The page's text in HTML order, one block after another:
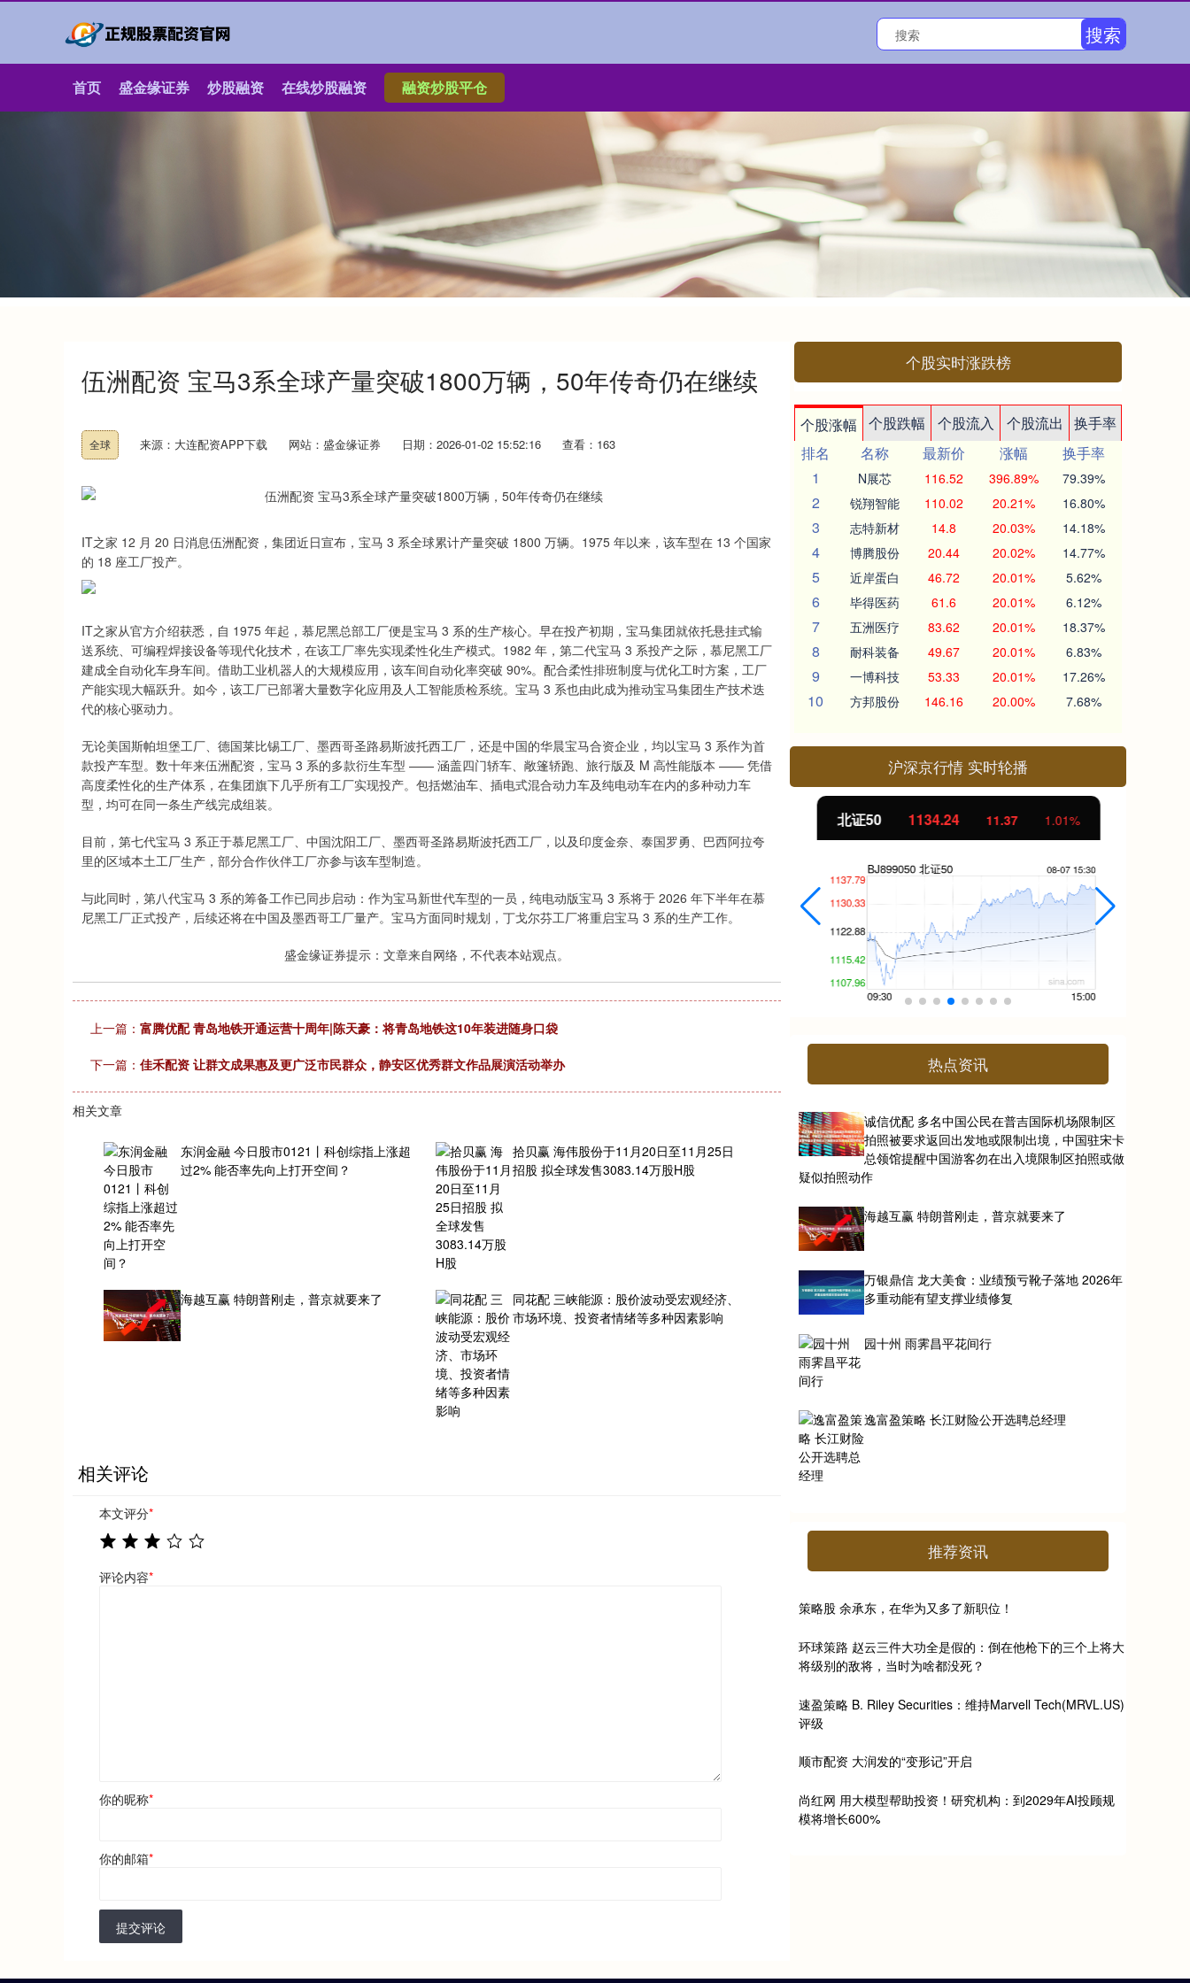
搜索
首页 盛金缘证券 炒股融资 在线炒股融资 融资炒股平仓
伍洲配资 宝马3系全球产量突破1800万辆，50年传奇仍在继续
全球 来源：大连配资APP下载 网站：盛金缘证券 日期：2026-01-02 15:52:16 查看：163
IT之家 12 月 20 日消息伍洲配资，集团近日宣布，宝马 3 系全球累计产量突破 1800 万辆。1975 年以来，该车型在 13 个国家
的 18 座工厂投产。
IT之家从官方介绍获悉，自 1975 年起，慕尼黑总部工厂便是宝马 3 系的生产核心。早在投产初期，宝马集团就依托悬挂式输
送系统、可编程焊接设备等现代化技术，在该工厂率先实现柔性化生产模式。1982 年，第二代宝马 3 系投产之际，慕尼黑工厂
建成全自动化车身车间。借助工业机器人的大规模应用，该车间自动化率突破 90%。配合柔性排班制度与优化工时方案，工厂
产能实现大幅跃升。如今，该工厂已部署大量数字化应用及人工智能质检系统。宝马 3 系也由此成为推动宝马集团生产技术迭
代的核心驱动力。
无论美国斯帕坦堡工厂、德国莱比锡工厂、墨西哥圣路易斯波托西工厂，还是中国的华晨宝马合资企业，均以宝马 3 系作为首
款投产车型。数十年来伍洲配资，宝马 3 系的多款衍生车型 —— 涵盖四门轿车、敞篷轿跑、旅行版及 M 高性能版本 —— 凭借
高度柔性化的生产体系，在集团旗下几乎所有工厂实现投产。包括燃油车、插电式混合动力车及纯电动车在内的多种动力车
型，均可在同一条生产线完成组装。
目前，第七代宝马 3 系正于慕尼黑工厂、中国沈阳工厂、墨西哥圣路易斯波托西工厂，以及印度金奈、泰国罗勇、巴西阿拉夸
里的区域本土工厂生产，部分合作伙伴工厂亦参与该车型制造。
与此同时，第八代宝马 3 系的筹备工作已同步启动：作为宝马新世代车型的一员，纯电动版宝马 3 系将于 2026 年下半年在慕
尼黑工厂正式投产，后续还将在中国及墨西哥工厂量产。宝马方面同时规划，丁戈尔芬工厂将重启宝马 3 系的生产工作。
盛金缘证券提示：文章来自网络，不代表本站观点。
上一篇： 富腾优配 青岛地铁开通运营十周年|陈天豪：将青岛地铁这10年装进随身口袋
下一篇： 佳禾配资 让群文成果惠及更广泛市民群众，静安区优秀群文作品展演活动举办
相关文章
东润金融 今日股市0121丨科创综指上涨超
过2% 能否率先向上打开空间？
拾贝赢 海伟股份于11月20日至11月25日
招股 拟全球发售3083.14万股H股
海越互赢 特朗普刚走，普京就要来了
同花配 三峡能源：股价波动受宏观经济、
市场环境、投资者情绪等多种因素影响
相关评论
本文评分*
评论内容*
你的昵称*
你的邮箱*
提交评论
个股实时涨跌榜
个股涨幅 个股跌幅 个股流入 个股流出
换手率
排名
名称 最新价 涨幅
换手率
1
N展芯 116.52 396.89% 79.39%
2 锐翔智能 110.02 20.21% 16.80%
3 志特新材 14.8 20.03% 14.18%
4 博腾股份 20.44 20.02% 14.77%
5 近岸蛋白 46.72 20.01% 5.62%
6 毕得医药 61.6 20.01% 6.12%
7 五洲医疗 83.62 20.01% 18.37%
8 耐科装备 49.67 20.01% 6.83%
9 一博科技 53.33 20.01% 17.26%
10 方邦股份 146.16 20.00% 7.68%
沪深京行情 实时轮播
北证50 1134.24 11.37 1.01%
热点资讯
诚信优配 多名中国公民在普吉国际机场限制区
拍照被要求返回出发地或限制出境，中国驻宋卡
总领馆提醒中国游客勿在出入境限制区拍照或做
疑似拍照动作
海越互赢 特朗普刚走，普京就要来了
万银鼎信 龙大美食：业绩预亏靴子落地 2026年
多重动能有望支撑业绩修复
园十州 雨霁昌平花间行
逸富盈策略 长江财险公开选聘总经理
推荐资讯
策略股 余承东，在华为又多了新职位！
环球策路 赵云三件大功全是假的：倒在他枪下的三个上将大
将级别的敌将，当时为啥都没死？
速盈策略 B. Riley Securities：维持Marvell Tech(MRVL.US)
评级
顺市配资 大润发的“变形记”开启
尚红网 用大模型帮助投资！研究机构：到2029年AI投顾规
模将增长600%